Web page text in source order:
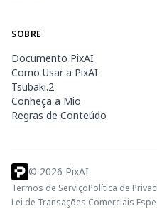
SOBRE
Documento PixAI
Como Usar a PixAI
Tsubaki.2
Conheça a Mio
Regras de Conteúdo
© 2026 PixAI
Termos de ServiçoPolítica de
Lei de Transações Comerciais